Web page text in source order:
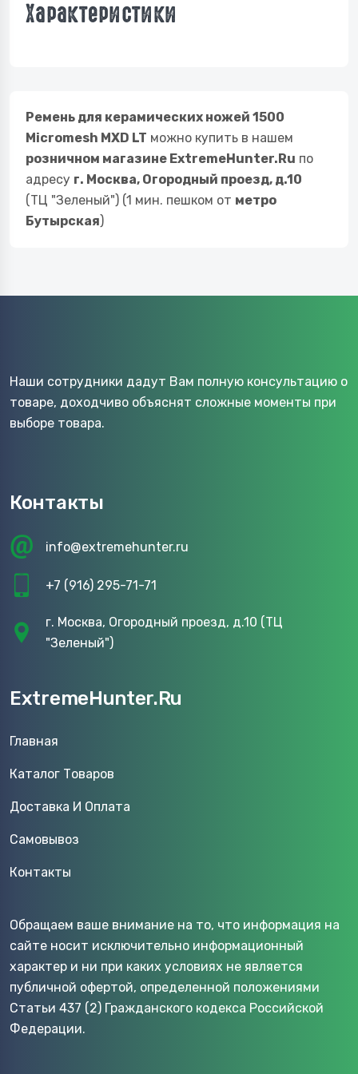
Характеристики
Ремень для керамических ножей 1500
Micromesh MXD LT можно купить в нашем
розничном магазине ExtremeHunter.Ru по
адресу г. Москва, Огородный проезд, д.10
(ТЦ "Зеленый") (1 мин. пешком от метро
Бутырская)
Наши сотрудники дадут Вам полную консультацию о
товаре, доходчиво объяснят сложные моменты при
выборе товара.
Контакты
info@extremehunter.ru
+7 (916) 295-71-71
г. Москва, Огородный проезд, д.10 (ТЦ
"Зеленый")
ExtremeHunter.Ru
Главная
Каталог Товаров
Доставка И Оплата
Самовывоз
Контакты
Обращаем ваше внимание на то, что информация на
сайте носит исключительно информационный
характер и ни при каких условиях не является
публичной офертой, определенной положениями
Статьи 437 (2) Гражданского кодекса Российской
Федерации.